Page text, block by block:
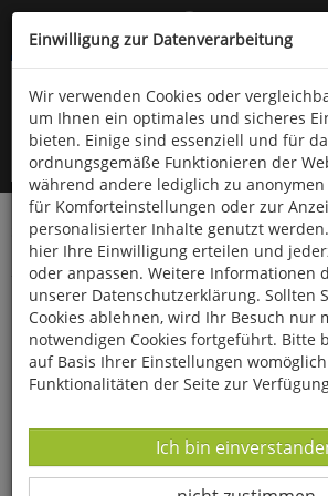
Kompletten Head der Seite
oder (06766) 9323-960
Startseite
Gesundheit & Wohlbefinden
Körperpflege-Artikel
Nagelbürste aus
Einwilligung zur Datenverarbeitung
Wir verwenden Cookies oder
um Ihnen ein optimales und sicheres
bieten. Einige sind essenziell und für
ordnungsgemäße Funktionieren der
während andere lediglich zu anonymen
für Komforteinstellungen oder zur
personalisierter Inhalte genutzt
hier Ihre Einwilligung erteilen und
oder anpassen. Weitere Informationen
unserer Datenschutzerklärung. Sollten
Cookies ablehnen, wird Ihr Besuch nur
notwendigen Cookies fortgeführt. Bitte
auf Basis Ihrer Einstellungen
Funktionalitäten der Seite zur
Datenverarbeitung -
Ich bin